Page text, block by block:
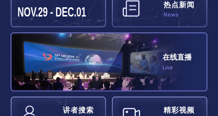
NOV.29 - DEC.01
热点新闻
News
在线直播
Live
讲者搜索 精彩视频